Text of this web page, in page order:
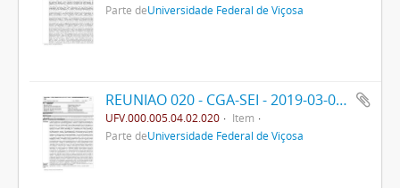
Parte deUniversidade Federal de Viçosa
REUNIAO 020 - CGA-SEI - 2019-03-09- PPO
UFV.000.005.04.02.020
Item
Parte deUniversidade Federal de Viçosa